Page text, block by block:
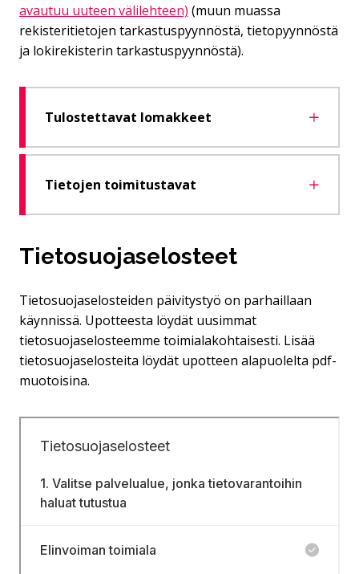
avautuu uuteen välilehteen) (muun muassa
rekisteritietojen tarkastuspyynnöstä, tietopyynnöstä
ja lokirekisterin tarkastuspyynnöstä).
Tulostettavat lomakkeet
Tietojen toimitustavat
Tietosuojaselosteet
Tietosuojaselosteiden päivitystyö on parhaillaan
käynnissä. Upotteesta löydät uusimmat
tietosuojaselosteemme toimialakohtaisesti. Lisää
tietosuojaselosteita löydät upotteen alapuolelta pdf-
muotoisina.